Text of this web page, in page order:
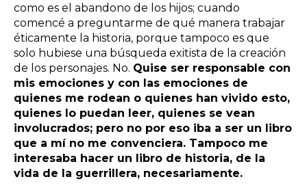
como es el abandono de los hijos; cuando
comencé a preguntarme de qué manera trabajar
éticamente la historia, porque tampoco es que
solo hubiese una búsqueda exitista de la creación
de los personajes. No. Quise ser responsable con
mis emociones y con las emociones de
quienes me rodean o quienes han vivido esto,
quienes lo puedan leer, quienes se vean
involucrados; pero no por eso iba a ser un libro
que a mí no me convenciera. Tampoco me
interesaba hacer un libro de historia, de la
vida de la guerrillera, necesariamente.